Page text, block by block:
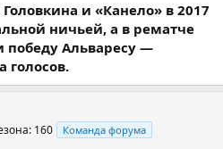
и «Канело» в 2017
ничьей, а в рематче
победу Альваресу —
160 Команда форума